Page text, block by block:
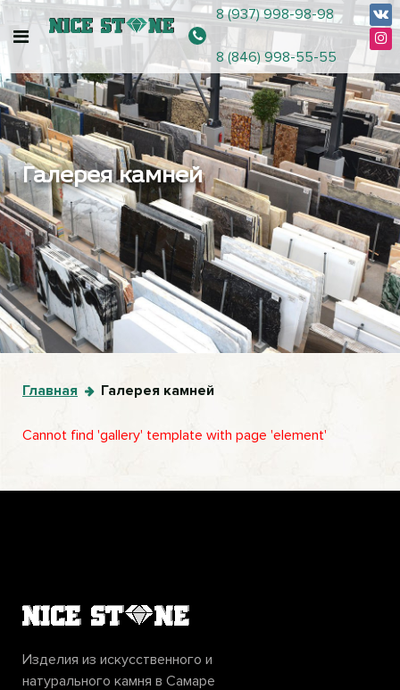
8 (937) 998-98-98
8 (846) 998-55-55
Галерея камней
Главная Галерея камней
Cannot find 'gallery' template with page 'element'
Изделия из искусственного и
натурального камня в Самаре